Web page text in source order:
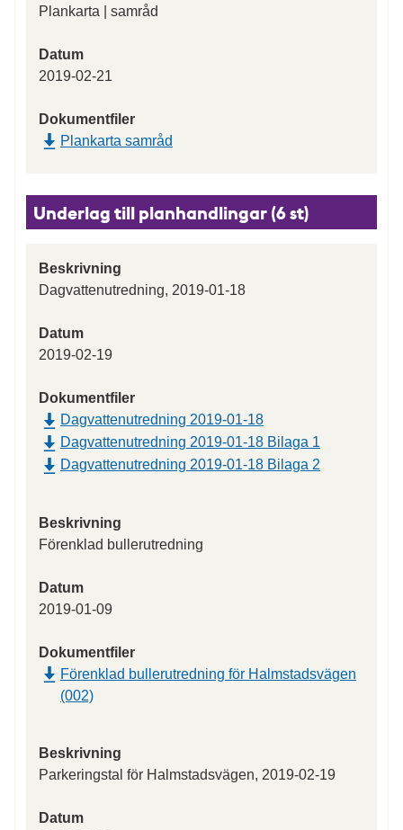
Plankarta | samråd
Datum
2019-02-21
Dokumentfiler
Plankarta samråd
Underlag till planhandlingar (6 st)
Beskrivning
Dagvattenutredning, 2019-01-18
Datum
2019-02-19
Dokumentfiler
Dagvattenutredning 2019-01-18
Dagvattenutredning 2019-01-18 Bilaga 1
Dagvattenutredning 2019-01-18 Bilaga 2
Beskrivning
Förenklad bullerutredning
Datum
2019-01-09
Dokumentfiler
Förenklad bullerutredning för Halmstadsvägen
(002)
Beskrivning
Parkeringstal för Halmstadsvägen, 2019-02-19
Datum